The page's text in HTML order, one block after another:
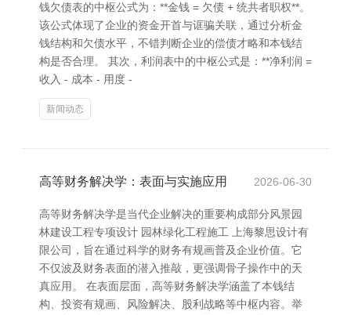
钱欠债表的中枢公式为：**金钱 = 欠债 + 统共者职权**。
该公式体现了企业的资金开首与诓骗关联，通过分析金
钱结构和欠债水平，不错判断企业的偿债才略和本钱结
构是否合理。 其次，利润表中的中枢公式是：**净利润 =
收入 - 成本 - 用度 -
新闻动态
高等财务解决学：表面与实施应用 2026-06-30
高等财务解决学是当代企业解决的重要构成部分风景园
林建设工程专项设计 园林绿化工程施工 上海黎思设计有
限公司，旨在通过科学的财务有规画普及企业价值。它
不仅波及财务表面的潜入推敲，更强调骨子操作中的天
真应用。 在表面层面，高等财务解决学涵盖了本钱结
构、投资有规画、风险解决、股利战略等中枢内容。举